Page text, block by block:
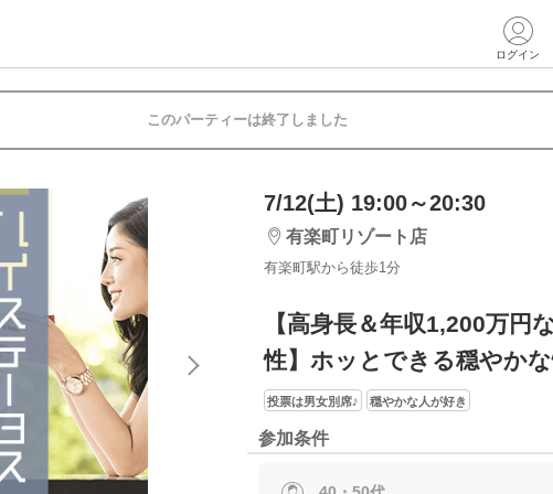
ログイン
このパーティーは終了しました
7/12(土) 19:00～20:30
有楽町リゾート店
有楽町駅から徒歩1分
【高身長＆年収1,200万円
性】ホッとできる穏やか
投票は男女別席♪ 穏やかな人が好き
参加条件